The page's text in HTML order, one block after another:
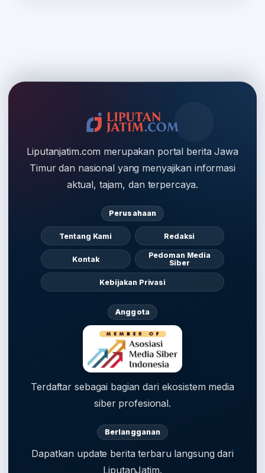
Liputanjatim.com merupakan portal berita Jawa
Timur dan nasional yang menyajikan informasi
aktual, tajam, dan terpercaya.
Perusahaan
Tentang Kami Redaksi
Kontak
Pedoman Media
Siber
Kebijakan Privasi
Anggota
Terdaftar sebagai bagian dari ekosistem media
siber profesional.
Berlangganan
Dapatkan update berita terbaru langsung dari
LiputanJatim.